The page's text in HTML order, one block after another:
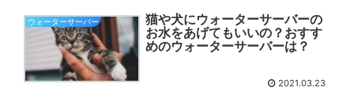
ウォーターサーバー
猫や犬にウォーターサーバーの
お水をあげてもいいの？おすす
めのウォーターサーバーは？
2021.03.23